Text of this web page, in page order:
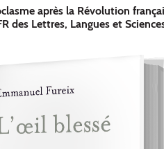
après la Révolution
des Lettres, Langues et